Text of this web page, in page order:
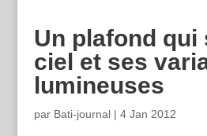
Un plafond qui
ciel et ses
lumineuses
par Bati-journal| 4 Jan 2012